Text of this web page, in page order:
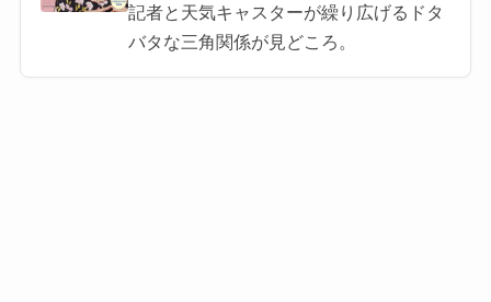
記者と天気キャスターが繰り広げるドタ
バタな三角関係が見どころ。